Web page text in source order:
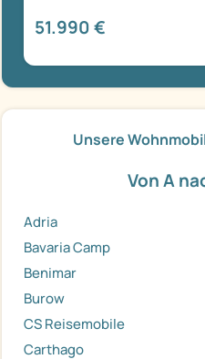
51.990 €
Unsere
Von A
Adria
Bavaria Camp
Benimar
Burow
CS Reisemobile
Carthago